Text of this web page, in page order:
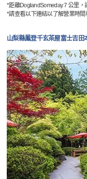
*距離DoglandSomeday 7 公里，
*請查看以下連結以了解營業時間
山梨縣鳳登千玄茶屋富士吉田